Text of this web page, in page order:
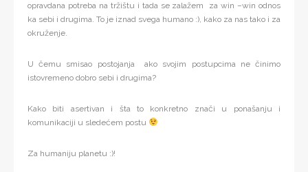
opravdana potreba na tržištu i tada se zalažem za win –win odnos
ka sebi i drugima. To je iznad svega humano :), kako za nas tako i za
okruženje.
U čemu smisao postojanja ako svojim postupcima ne činimo
istovremeno dobro sebi i drugima?
Kako biti asertivan i šta to konkretno znači u ponašanju i
komunikaciji u sledećem postu
Za humaniju planetu :)!